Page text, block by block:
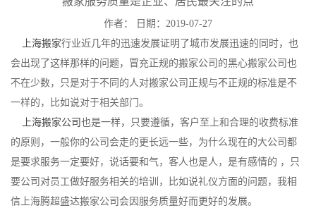
作者：
日期：2019-07-27
上海搬家行业近几年的迅速发展证明了城市发展迅速的同时，也
会出现了这样那样的问题，冒充正规的搬家公司的黑心搬家公司也
不在少数，只是对于不同的人对搬家公司正规与不正规的标准是不
一样的，比如说对于相关部门。
上海搬家公司 也是一样，只要遵循，客户至上和合理的收费标准
的原则，一般你的公司会走的更长远一些，为什么现在的大公司都
是要求服务一定要好，说话要和气，客人也是人，是有感情的 ，只
要公司对员工做好服务相关的培训，比如说礼仪方面的问题，我相
信上海腾超盛达搬家公司会因服务质量好而更好的发展。